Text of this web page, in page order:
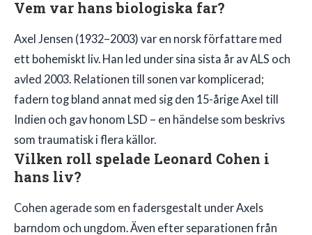
Vem var hans biologiska far?
Axel Jensen (1932–2003) var en norsk författare med
ett bohemiskt liv. Han led under sina sista år av ALS och
avled 2003. Relationen till sonen var komplicerad;
fadern tog bland annat med sig den 15-årige Axel till
Indien och gav honom LSD – en händelse som beskrivs
som traumatisk i flera källor.
Vilken roll spelade Leonard Cohen i
hans liv?
Cohen agerade som en fadersgestalt under Axels
barndom och ungdom. Även efter separationen från